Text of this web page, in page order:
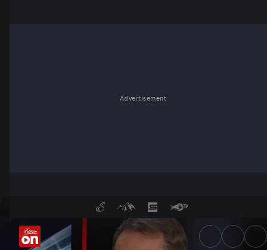
Advertisement
Die Welt in 50 Jahren: